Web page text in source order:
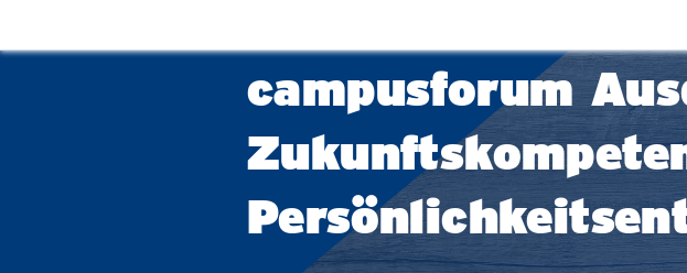
Betriebswirtschaftslehre
Wirtschaftsingenieurwesen
Software Engineering
Duale Studiengänge Schwerpunkte
Studium Generale (Seminarwesen)
Angewandte
Applied Data
Digital Marketing
Financial
General
HR-Management
Mensa
Studentische
Vereinigungen
Student Life
Standort Elmshorn
Standort Hamburg
campusforum